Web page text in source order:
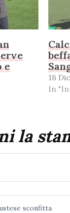
e
18
In
la
sconfitta